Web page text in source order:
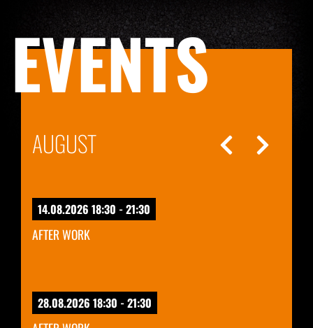
EVENTS
AUGUST
14.08.2026 18:30 - 21:30
AFTER WORK
28.08.2026 18:30 - 21:30